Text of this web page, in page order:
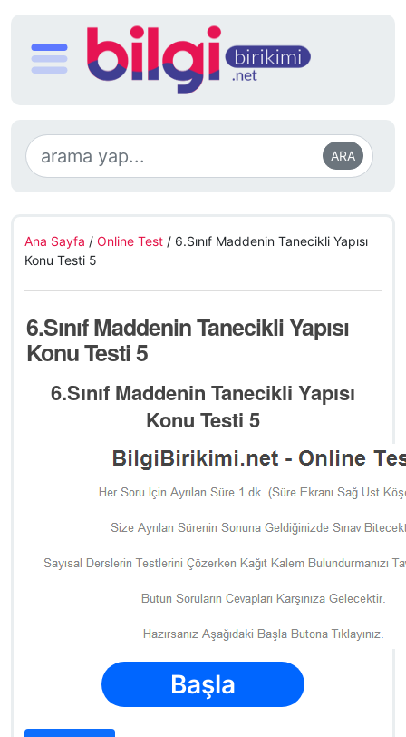
ARA
Ana Sayfa / Online Test / 6.Sınıf Maddenin Tanecikli Yapısı
Konu Testi 5
6.Sınıf Maddenin Tanecikli Yapısı
Konu Testi 5
6.Sınıf Maddenin Tanecikli Yapısı
Konu Testi 5
Başla